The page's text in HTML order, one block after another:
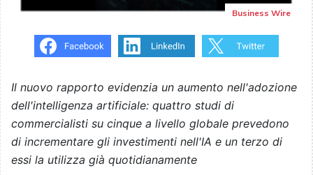
Business Wire
Il nuovo rapporto evidenzia un aumento nell'adozione
dell'intelligenza artificiale: quattro studi di
commercialisti su cinque a livello globale prevedono
di incrementare gli investimenti nell'IA e un terzo di
essi la utilizza già quotidianamente